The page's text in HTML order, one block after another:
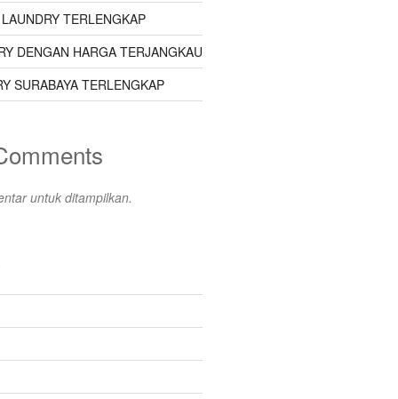
TERLENGKAP
DENGAN HARGA TERJANGKAU
SURABAYA TERLENGKAP
untuk ditampilkan.